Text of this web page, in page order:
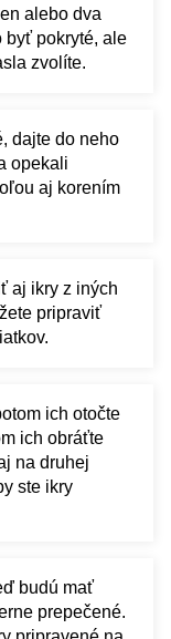
alebo dva
byť pokryté, ale
zvolíte.
dajte do neho
opekali
aj korením
aj ikry z iných
pripraviť
ich otočte
ich obráťte
na druhej
ste ikry
budú mať
prepečené.